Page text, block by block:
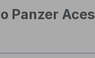
Panzer Aces